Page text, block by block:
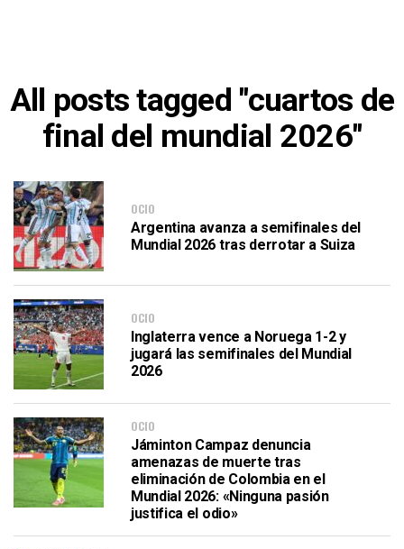
All posts tagged "cuartos de
final del mundial 2026"
OCIO
Argentina avanza a semifinales del
Mundial 2026 tras derrotar a Suiza
OCIO
Inglaterra vence a Noruega 1-2 y
jugará las semifinales del Mundial
2026
OCIO
Jáminton Campaz denuncia
amenazas de muerte tras
eliminación de Colombia en el
Mundial 2026: «Ninguna pasión
justifica el odio»